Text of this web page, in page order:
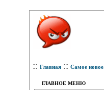
:: Главная :: Самое новое
ГЛАВНОЕ МЕНЮ